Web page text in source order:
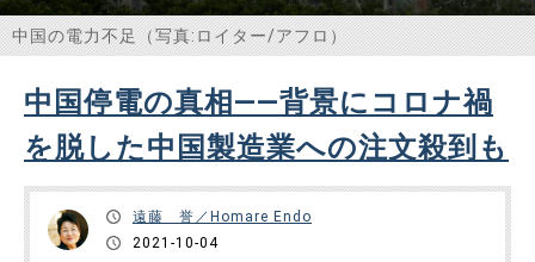
中国の電力不足（写真:ロイター/アフロ）
中国停電の真相――背景にコロナ禍
を脱した中国製造業への注文殺到も
遠藤 誉／Homare Endo
2021-10-04